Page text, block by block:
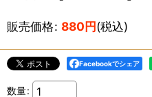
販売価格: 880円(税込)
Facebookでシェア
数量: